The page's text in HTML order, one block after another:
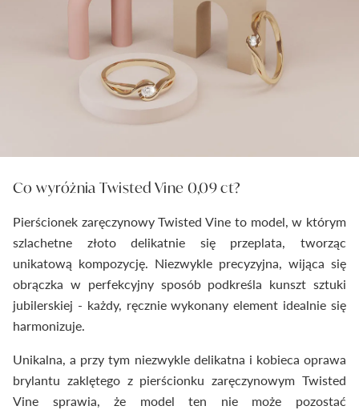
Co wyróżnia Twisted Vine 0,09 ct?
Pierścionek zaręczynowy Twisted Vine to model, w którym
szlachetne złoto delikatnie się przeplata, tworząc
unikatową kompozycję. Niezwykle precyzyjna, wijąca się
obrączka w perfekcyjny sposób podkreśla kunszt sztuki
jubilerskiej - każdy, ręcznie wykonany element idealnie się
harmonizuje.
Unikalna, a przy tym niezwykle delikatna i kobieca oprawa
brylantu zaklętego z pierścionku zaręczynowym Twisted
Vine sprawia, że model ten nie może pozostać